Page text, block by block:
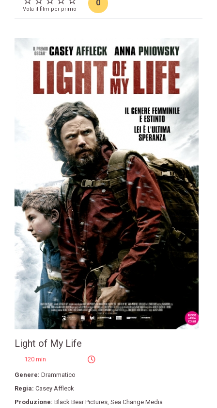
Vota il film per primo
0
Light of My Life
120 min
Genere: Drammatico
Regia: Casey Affleck
Produzione: Black Bear Pictures, Sea Change Media